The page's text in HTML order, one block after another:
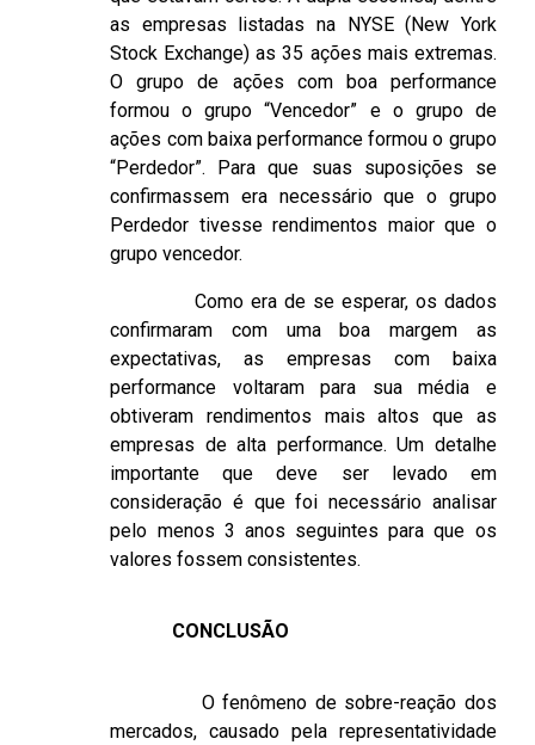
as empresas listadas na NYSE (New York
Stock Exchange) as 35 ações mais extremas.
O grupo de ações com boa performance
formou o grupo “Vencedor” e o grupo de
ações com baixa performance formou o grupo
“Perdedor”. Para que suas suposições se
confirmassem era necessário que o grupo
Perdedor tivesse rendimentos maior que o
grupo vencedor.
Como era de se esperar, os dados
confirmaram com uma boa margem as
expectativas, as empresas com baixa
performance voltaram para sua média e
obtiveram rendimentos mais altos que as
empresas de alta performance. Um detalhe
importante que deve ser levado em
consideração é que foi necessário analisar
pelo menos 3 anos seguintes para que os
valores fossem consistentes.
CONCLUSÃO
O fenômeno de sobre-reação dos
mercados, causado pela representatividade